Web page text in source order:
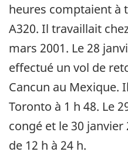
heures comptaient à
A320. Il travaillait
mars 2001. Le 28
effectué un vol de
Cancun au Mexique.
Toronto à 1 h 48. Le
congé et le 30
de 12 h à 24 h.